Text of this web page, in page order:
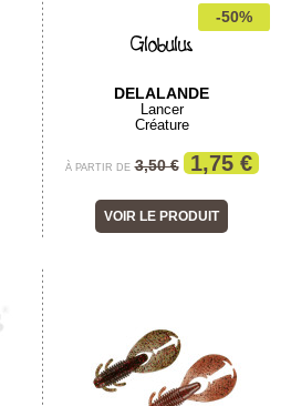
-50%
Globulus
DELALANDE
Lancer
Créature
À PARTIR DE 3,50 € 1,75 €
VOIR LE PRODUIT